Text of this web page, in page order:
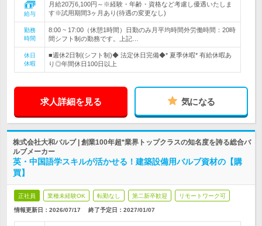
給与
月給20万6,100円～※経験・年齢・資格など考慮し優遇いたしま
す※試用期間3ヶ月あり(待遇の変更なし)
勤務
時間
8:00 ~ 17:00（休憩1時間）日勤のみ月平均時間外労働時間：20時
間シフト制の勤務です。上記…
休日
休暇
■週休2日制(シフト制)◆ 法定休日完備◆* 夏季休暇* 有給休暇あ
り◎年間休日100日以上
求人詳細を見る 気になる
株式会社大和バルブ | 創業100年超*業界トップクラスの知名度を誇る総合バ
ルブメーカー
英・中国語学スキルが活かせる！建築設備用バルブ資材の【購
買】
正社員 業種未経験OK 転勤なし 第二新卒歓迎 リモートワーク可
情報更新日：2026/07/17 終了予定日： 2027/01/07